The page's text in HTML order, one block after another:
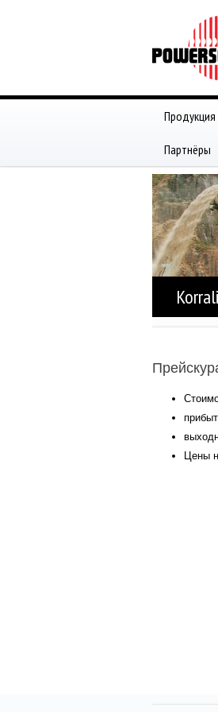
Продукция
Партнёры
Цены